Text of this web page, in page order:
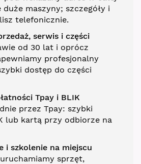
duże maszyny; szczegóły i
telefonicznie.
serwis i części
od 30 lat i oprócz
profesjonalny
dostęp do części
Tpay i BLIK
przez Tpay: szybki
lub kartą przy odbiorze na
i szkolenie na miejscu
sprzęt,